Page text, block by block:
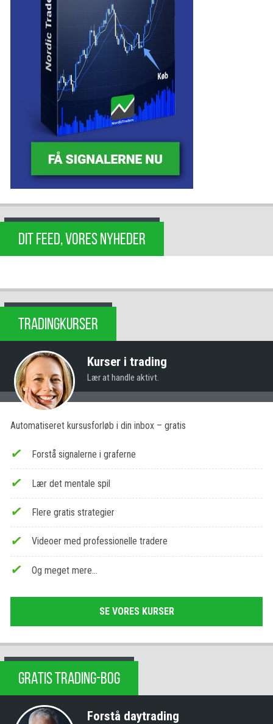
DIT FEED, VORES NYHEDER
TRADINGKURSER
Kurser i trading
Lær at handle aktivt.
Automatiseret kursusforløb i din inbox – gratis
Forstå signalerne i graferne
Lær det mentale spil
Flere gratis strategier
Videoer med professionelle tradere
Og meget mere…
SE VORES KURSER
GRATIS TRADING-BOG
Forstå daytrading